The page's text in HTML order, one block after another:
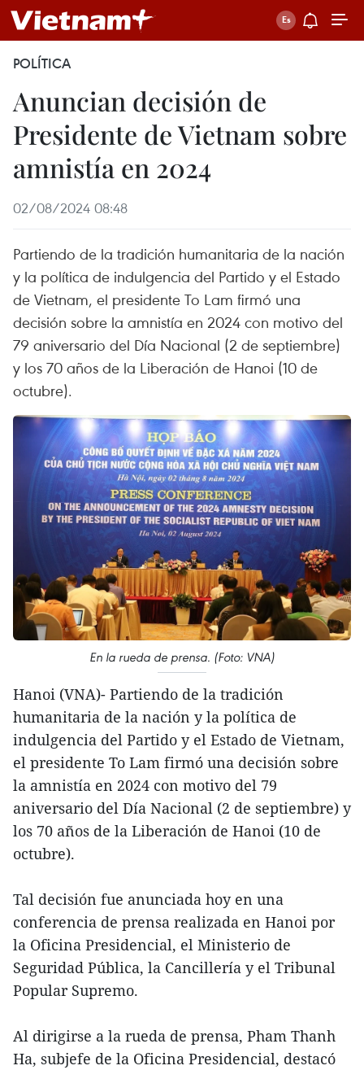
POLÍTICA
Anuncian decisión de
Presidente de Vietnam sobre
amnistía en 2024
02/08/2024 08:48
Partiendo de la tradición humanitaria de la nación
y la política de indulgencia del Partido y el Estado
de Vietnam, el presidente To Lam firmó una
decisión sobre la amnistía en 2024 con motivo del
79 aniversario del Día Nacional (2 de septiembre)
y los 70 años de la Liberación de Hanoi (10 de
octubre).
En la rueda de prensa. (Foto: VNA)
Hanoi (VNA)- Partiendo de la tradición
humanitaria de la nación y la política de
indulgencia del Partido y el Estado de Vietnam,
el presidente To Lam firmó una decisión sobre
la amnistía en 2024 con motivo del 79
aniversario del Día Nacional (2 de septiembre) y
los 70 años de la Liberación de Hanoi (10 de
octubre).
Tal decisión fue anunciada hoy en una
conferencia de prensa realizada en Hanoi por
la Oficina Presidencial, el Ministerio de
Seguridad Pública, la Cancillería y el Tribunal
Popular Supremo.
Al dirigirse a la rueda de prensa, Pham Thanh
Ha, subjefe de la Oficina Presidencial, destacó